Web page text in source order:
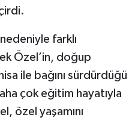
farklı
Özel’in, doğup
ile bağını sürdürdüğü
çok eğitim hayatıyla
özel yaşamını